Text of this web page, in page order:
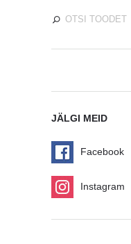
JÄLGI MEID
Facebook
Instagram